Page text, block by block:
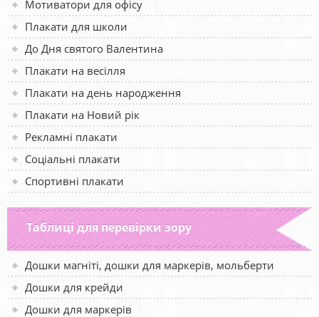
Мотиватори для офісу
Плакати для школи
До Дня святого Валентина
Плакати на весілля
Плакати на день народження
Плакати на Новий рік
Рекламні плакати
Соціальні плакати
Спортивні плакати
Таблиці для перевірки зору
Дошки магніті, дошки для маркерів, мольберти
Дошки для крейди
Дошки для маркерів